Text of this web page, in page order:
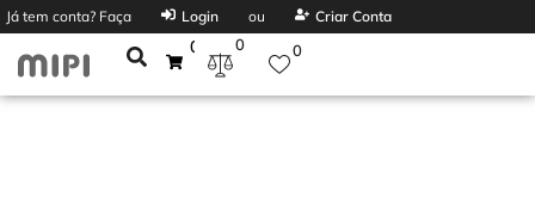
Já tem conta? Faça Login ou Criar Conta
0 0 0